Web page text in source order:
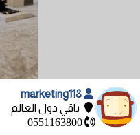
باقي دول العالم
0551163800